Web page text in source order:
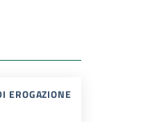
EROGAZIONE